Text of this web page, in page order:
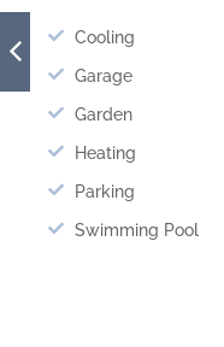
Cooling
Garage
Garden
Heating
Parking
Swimming Pool